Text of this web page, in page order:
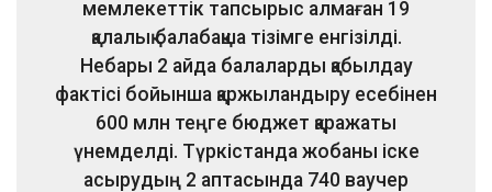
мемлекеттік тапсырыс алмаған 19
қалалық балабақша тізімге енгізілді.
Небары 2 айда балаларды қабылдау
фактісі бойынша қаржыландыру есебінен
600 млн теңге бюджет қаражаты
үнемделді. Түркістанда жобаны іске
асырудың 2 аптасында 740 ваучер